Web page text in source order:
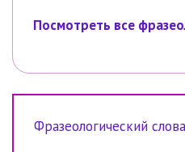
Посмотреть все
Фразеологический